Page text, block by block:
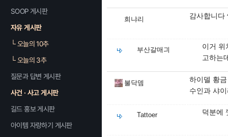
SOOP 게시판
자유 게시판
└오늘의 10추
└오늘의 3추
질문과 답변 게시판
사건 · 사고 게시판
길드 홍보 게시판
아이템 자랑하기 게시판
희냐리 감사합니다
부산갈매긔
이거 위
고하는
불닥뎀
하이델 황
수인과 샤
Tattoer 덕분에